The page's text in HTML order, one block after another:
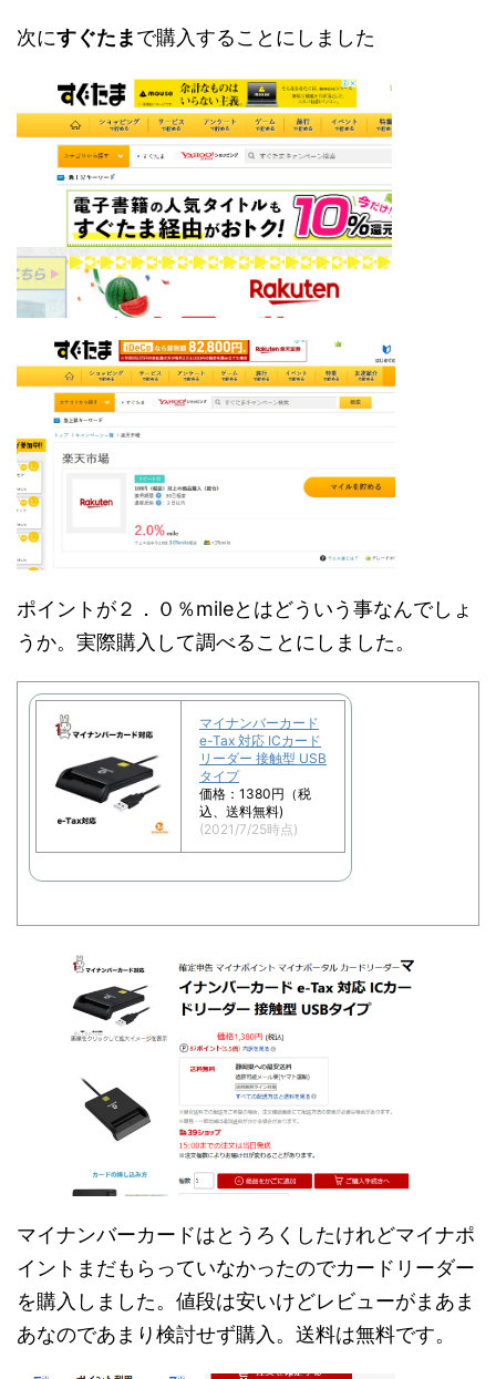
次にすぐたまで購入することにしました
ポイントが２．０％mileとはどういう事なんでしょ
うか。実際購入して調べることにしました。
マイナンバーカード
e-Tax 対応 ICカード
リーダー 接触型 USB
タイプ
価格：1380円（税
込、送料無料)
(2021/7/25時点)
マイナンバーカードはとうろくしたけれどマイナポ
イントまだもらっていなかったのでカードリーダー
を購入しました。値段は安いけどレビューがまあま
あなのであまり検討せず購入。送料は無料です。